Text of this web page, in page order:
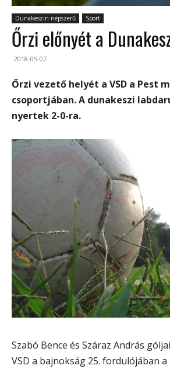
Dunakeszin népszerű Sport
Őrzi előnyét a
2018-05-07
Őrzi vezető helyét a VSD a Pest
csoportjában. A dunakeszi
nyertek 2-0-ra.
Szabó Bence és Száraz András
VSD a bajnokság 25. fordulójában a